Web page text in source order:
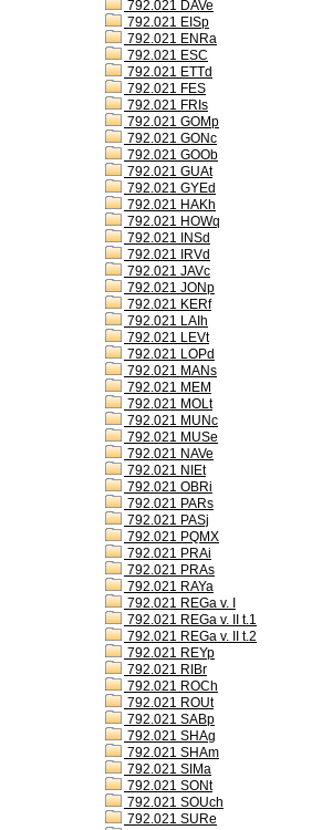
792.021 DAVe
792.021 EISp
792.021 ENRa
792.021 ESC
792.021 ETTd
792.021 FES
792.021 FRIs
792.021 GOMp
792.021 GONc
792.021 GOOb
792.021 GUAt
792.021 GYEd
792.021 HAKh
792.021 HOWq
792.021 INSd
792.021 IRVd
792.021 JAVc
792.021 JONp
792.021 KERf
792.021 LAIh
792.021 LEVt
792.021 LOPd
792.021 MANs
792.021 MEM
792.021 MOLt
792.021 MUNc
792.021 MUSe
792.021 NAVe
792.021 NIEt
792.021 OBRi
792.021 PARs
792.021 PASj
792.021 PQMX
792.021 PRAi
792.021 PRAs
792.021 RAYa
792.021 REGa v. I
792.021 REGa v. II t.1
792.021 REGa v. II t.2
792.021 REYp
792.021 RIBr
792.021 ROCh
792.021 ROUt
792.021 SABp
792.021 SHAg
792.021 SHAm
792.021 SIMa
792.021 SONt
792.021 SOUch
792.021 SURe